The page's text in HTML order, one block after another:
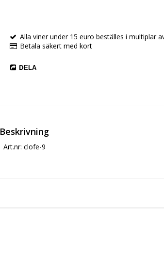
Alla viner under 15 euro beställes i multiplar
Betala säkert med kort
DELA
Beskrivning
Art.nr: clofe-9